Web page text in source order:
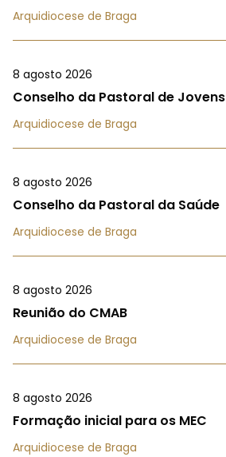
Arquidiocese de Braga
8 agosto 2026
Conselho da Pastoral de Jovens
Arquidiocese de Braga
8 agosto 2026
Conselho da Pastoral da Saúde
Arquidiocese de Braga
8 agosto 2026
Reunião do CMAB
Arquidiocese de Braga
8 agosto 2026
Formação inicial para os MEC
Arquidiocese de Braga